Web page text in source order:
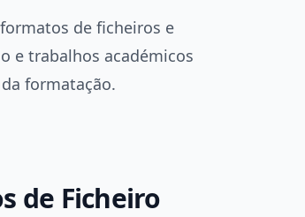
de ficheiros e
e trabalhos académicos
formatação.
de Ficheiro